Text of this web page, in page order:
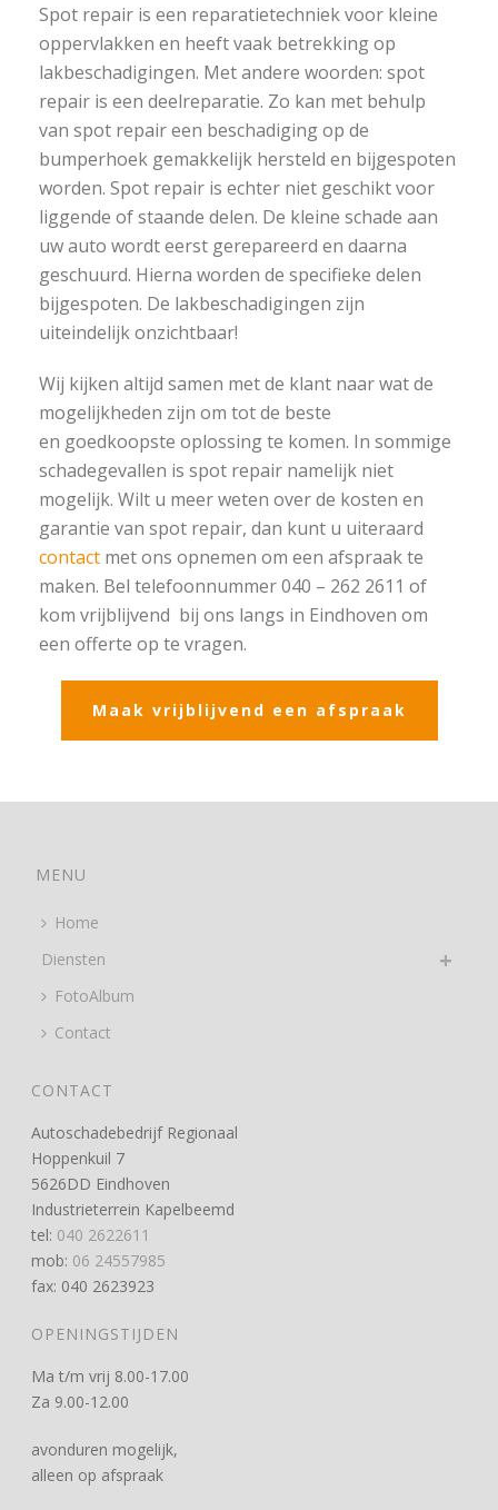
Spot repair is een reparatietechniek voor kleine
oppervlakken en heeft vaak betrekking op
lakbeschadigingen. Met andere woorden: spot
repair is een deelreparatie. Zo kan met behulp
van spot repair een beschadiging op de
bumperhoek gemakkelijk hersteld en bijgespoten
worden. Spot repair is echter niet geschikt voor
liggende of staande delen. De kleine schade aan
uw auto wordt eerst gerepareerd en daarna
geschuurd. Hierna worden de specifieke delen
bijgespoten. De lakbeschadigingen zijn
uiteindelijk onzichtbaar!
Wij kijken altijd samen met de klant naar wat de
mogelijkheden zijn om tot de beste
en goedkoopste oplossing te komen. In sommige
schadegevallen is spot repair namelijk niet
mogelijk. Wilt u meer weten over de kosten en
garantie van spot repair, dan kunt u uiteraard
contact met ons opnemen om een afspraak te
maken. Bel telefoonnummer 040 – 262 2611 of
kom vrijblijvend bij ons langs in Eindhoven om
een offerte op te vragen.
Maak vrijblijvend een afspraak
MENU
Home
Diensten
FotoAlbum
Contact
CONTACT
Autoschadebedrijf Regionaal
Hoppenkuil 7
5626DD Eindhoven
Industrieterrein Kapelbeemd
tel: 040 2622611
mob: 06 24557985
fax: 040 2623923
OPENINGSTIJDEN
Ma t/m vrij 8.00-17.00
Za 9.00-12.00
avonduren mogelijk,
alleen op afspraak